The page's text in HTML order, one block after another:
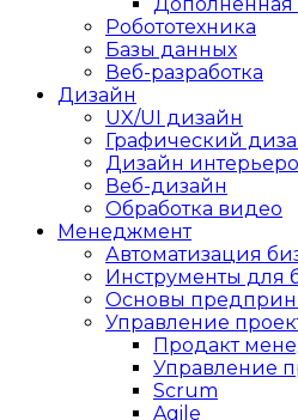
Робототехника
Базы данных
Веб-разработка
Дизайн
UX/UI дизайн
Графический
Дизайн
Веб-дизайн
Обработка видео
Менеджмент
Автоматизация
Инструменты для
Основы
Управление
Продакт
Управление
Scrum
Agile